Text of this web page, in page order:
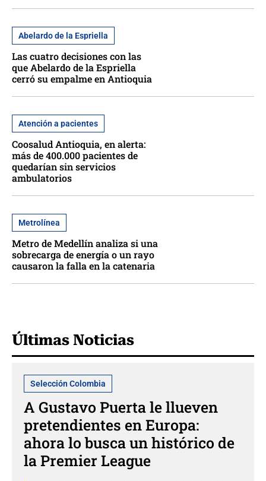
Abelardo de la Espriella
Las cuatro decisiones con las
que Abelardo de la Espriella
cerró su empalme en Antioquia
Atención a pacientes
Coosalud Antioquia, en alerta:
más de 400.000 pacientes de
quedarían sin servicios
ambulatorios
Metrolínea
Metro de Medellín analiza si una
sobrecarga de energía o un rayo
causaron la falla en la catenaria
Últimas Noticias
Selección Colombia
A Gustavo Puerta le llueven
pretendientes en Europa:
ahora lo busca un histórico de
la Premier League